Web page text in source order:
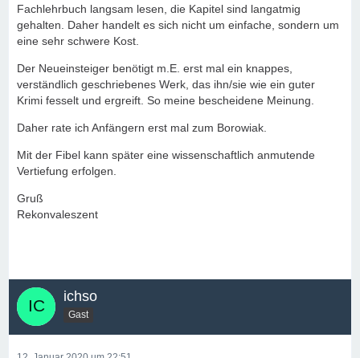
Fachlehrbuch langsam lesen, die Kapitel sind langatmig
gehalten. Daher handelt es sich nicht um einfache, sondern um
eine sehr schwere Kost.
Der Neueinsteiger benötigt m.E. erst mal ein knappes,
verständlich geschriebenes Werk, das ihn/sie wie ein guter
Krimi fesselt und ergreift. So meine bescheidene Meinung.
Daher rate ich Anfängern erst mal zum Borowiak.
Mit der Fibel kann später eine wissenschaftlich anmutende
Vertiefung erfolgen.
Gruß
Rekonvaleszent
ichso
Gast